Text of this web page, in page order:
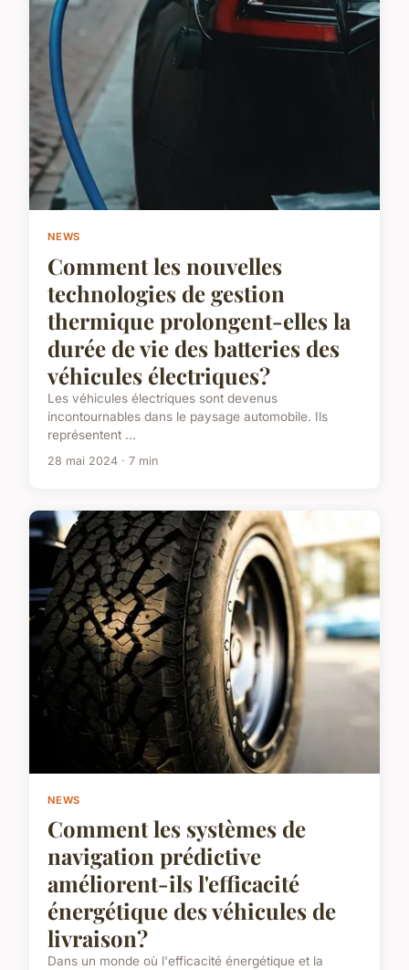
NEWS
Comment les nouvelles
technologies de gestion
thermique prolongent-elles la
durée de vie des batteries des
véhicules électriques?
Les véhicules électriques sont devenus
incontournables dans le paysage automobile. Ils
représentent ...
28 mai 2024 · 7 min
NEWS
Comment les systèmes de
navigation prédictive
améliorent-ils l'efficacité
énergétique des véhicules de
livraison?
Dans un monde où l'efficacité énergétique et la